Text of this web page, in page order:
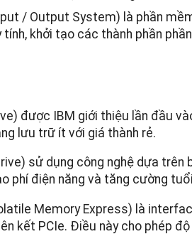
/ Output System) là phần
tính, khởi tạo các thành phần
được IBM giới thiệu lần đầu
lưu trữ ít với giá thành rẻ.
sử dụng công nghệ dựa
phí điện năng và tăng cường
Memory Express) là
kết PCIe. Điều này cho phép